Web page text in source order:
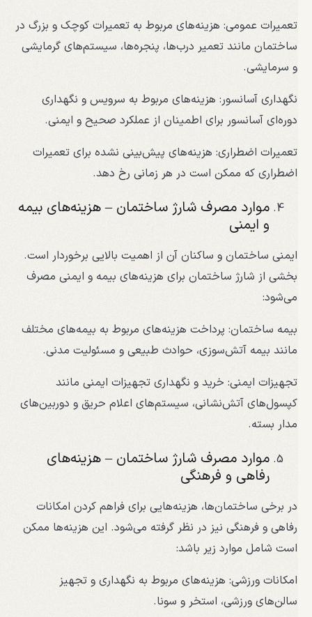
تعمیرات عمومی: هزینه‌های مربوط به تعمیرات کوچک و بزرگ در
ساختمان مانند تعمیر درب‌ها، پنجره‌ها، سیستم‌های گرمایشی
و سرمایشی.
نگهداری آسانسور: هزینه‌های مربوط به سرویس و نگهداری
دوره‌ای آسانسور برای اطمینان از عملکرد صحیح و ایمنی.
تعمیرات اضطراری: هزینه‌های پیش‌بینی نشده برای تعمیرات
اضطراری که ممکن است در هر زمانی رخ دهد.
موارد مصرف شارژ ساختمان – هزینه‌های بیمه
و ایمنی
ایمنی ساختمان و ساکنان آن از اهمیت بالایی برخوردار است.
بخشی از شارژ ساختمان برای هزینه‌های بیمه و ایمنی مصرف
می‌شود:
بیمه ساختمان: پرداخت هزینه‌های مربوط به بیمه‌های مختلف
مانند بیمه آتش‌سوزی، حوادث طبیعی و مسئولیت مدنی.
تجهیزات ایمنی: خرید و نگهداری تجهیزات ایمنی مانند
کپسول‌های آتش‌نشانی، سیستم‌های اعلام حریق و دوربین‌های
مدار بسته.
موارد مصرف شارژ ساختمان – هزینه‌های
رفاهی و فرهنگی
در برخی ساختمان‌ها، هزینه‌هایی برای فراهم کردن امکانات
رفاهی و فرهنگی نیز در نظر گرفته می‌شود. این هزینه‌ها ممکن
است شامل موارد زیر باشد:
امکانات ورزشی: هزینه‌های مربوط به نگهداری و تجهیز
سالن‌های ورزشی، استخر و سونا.